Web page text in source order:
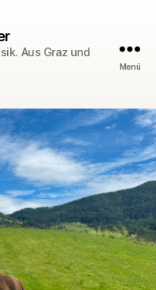
Aus Graz und
Menü